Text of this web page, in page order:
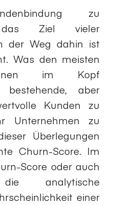
zu
Ziel vieler
der Weg dahin ist
Was den meisten
im Kopf
bestehende, aber
Kunden zu
zu
Überlegungen
Churn-Score. Im
Score oder auch
die analytische
einer